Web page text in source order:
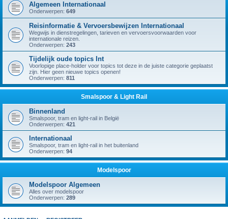
Algemeen Internationaal
Onderwerpen: 649
Reisinformatie & Vervoersbewijzen Internationaal
Wegwijs in dienstregelingen, tarieven en vervoersvoorwaarden voor
internationale reizen.
Onderwerpen: 243
Tijdelijk oude topics Int
Voorlopige place-holder voor topics tot deze in de juiste categorie geplaatst
zijn. Hier geen nieuwe topics openen!
Onderwerpen: 811
Smalspoor & Light Rail
Binnenland
Smalspoor, tram en light-rail in België
Onderwerpen: 421
Internationaal
Smalspoor, tram en light-rail in het buitenland
Onderwerpen: 94
Modelspoor
Modelspoor Algemeen
Alles over modelspoor
Onderwerpen: 289